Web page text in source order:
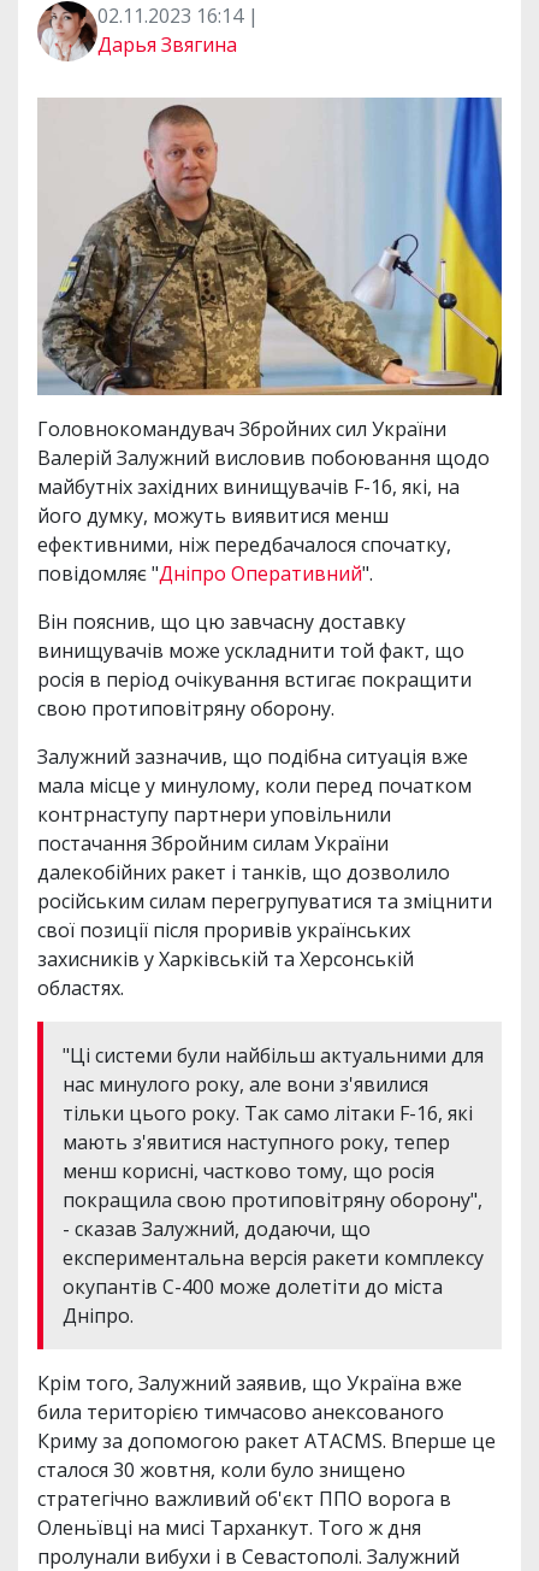
02.11.2023 16:14 |
Дарья Звягина
Головнокомандувач Збройних сил України
Валерій Залужний висловив побоювання щодо
майбутніх західних винищувачів F-16, які, на
його думку, можуть виявитися менш
ефективними, ніж передбачалося спочатку,
повідомляє "Дніпро Оперативний".
Він пояснив, що цю завчасну доставку
винищувачів може ускладнити той факт, що
росія в період очікування встигає покращити
свою протиповітряну оборону.
Залужний зазначив, що подібна ситуація вже
мала місце у минулому, коли перед початком
контрнаступу партнери уповільнили
постачання Збройним силам України
далекобійних ракет і танків, що дозволило
російським силам перегрупуватися та зміцнити
свої позиції після проривів українських
захисників у Харківській та Херсонській
областях.
"Ці системи були найбільш актуальними для
нас минулого року, але вони з'явилися
тільки цього року. Так само літаки F-16, які
мають з'явитися наступного року, тепер
менш корисні, частково тому, що росія
покращила свою протиповітряну оборону",
- сказав Залужний, додаючи, що
експериментальна версія ракети комплексу
окупантів С-400 може долетіти до міста
Дніпро.
Крім того, Залужний заявив, що Україна вже
била територією тимчасово анексованого
Криму за допомогою ракет ATACMS. Вперше це
сталося 30 жовтня, коли було знищено
стратегічно важливий об'єкт ППО ворога в
Оленьївці на мисі Тарханкут. Того ж дня
пролунали вибухи і в Севастополі. Залужний